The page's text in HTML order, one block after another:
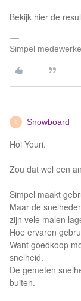
Bekijk hier de
Simpel
S Snowboard
Hoi Youri.
Zou dat wel een
Simpel maakt
Maar de
zijn vele malen
Hoe ervaren
Want goedkoop
snelheid.
De gemeten
buiten.